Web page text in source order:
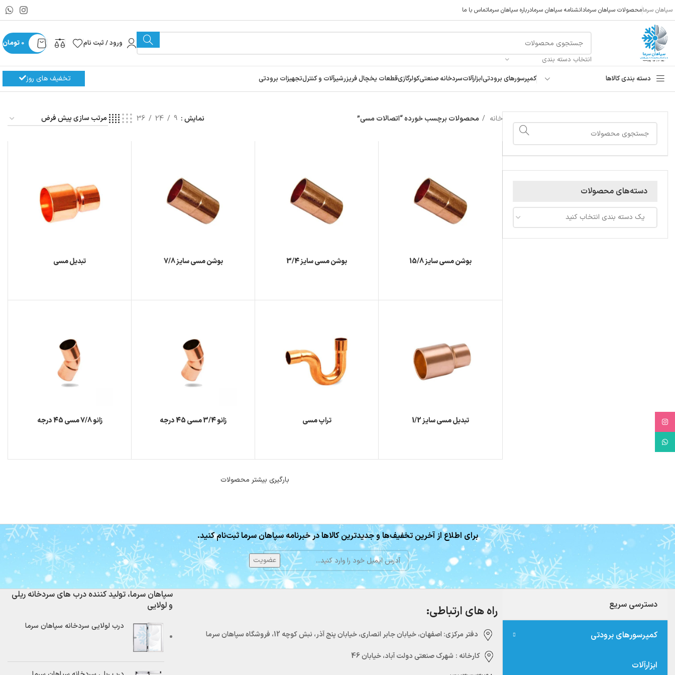
سپاهان سرمامحصولات سپاهان سرمادانشنامه سپاهان سرمادرباره سپاهان سرماتماس با ما
انتخاب دسته بندی
ورود / ثبت نام 0 تومان
دسته بندی کالاها کمپرسورهای برودتیابزارآلاتسردخانه صنعتیکولرگازیقطعات یخچال فریزرشیرآلات و کنترلتجهیزات برودتی تخفیف های روز
دسته‌های محصولات
یک دسته بندی انتخاب کنید
خانه محصولات برچسب خورده “اتصالات مسی” نمایش 9
24
36
بوشن مسی سایز 15/8 بوشن مسی سایز 3/4 بوشن مسی سایز 7/8 تبدیل مسی
تبدیل مسی سایز 1/2 تراپ مسی زانو 3/4 مسی 45 درجه زانو 7/8 مسی 45 درجه
بارگیری بیشتر محصولات
برای اطلاع از آخرین تخفیف‌ها و جدیدترین کالاها در خبرنامه سپاهان سرما ثبت‌نام کنید.
دسترسی سریع
کمپرسورهای برودتی
ابزارآلات
راه های ارتباطی:
دفتر مرکزی:‌ اصفهان، خیابان جابر انصاری، خیابان پنج آذر، نبش کوچه 12، فروشگاه سپاهان سرما
کارخانه : شهرک صنعتی دولت آباد، خیابان 46
سپاهان سرما، تولید کننده درب های سردخانه ریلی
و لولایی
درب لولایی سردخانه سپاهان سرما